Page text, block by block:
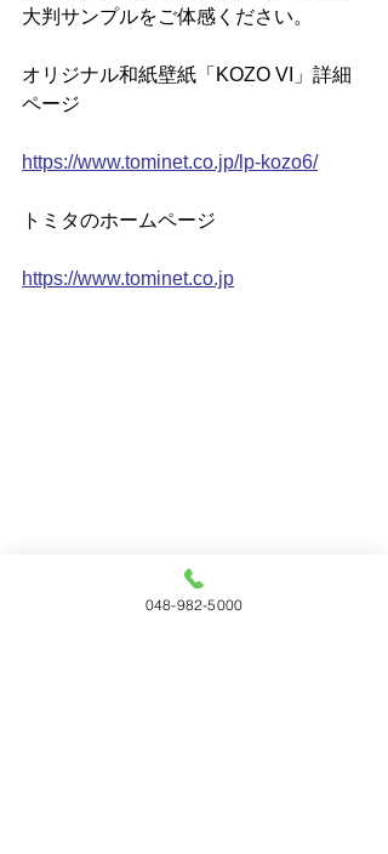
大判サンプルをご体感ください。
オリジナル和紙壁紙「KOZO VI」詳細
ページ
https://www.tominet.co.jp/lp-kozo6/
トミタのホームページ
https://www.tominet.co.jp
048-982-5000